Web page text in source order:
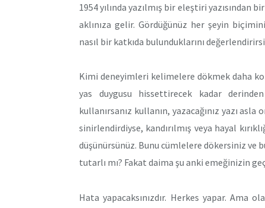
1954 yılında yazılmış bir eleştiri yazısından
aklınıza gelir. Gördüğünüz her şeyin
nasıl bir katkıda bulunduklarını
Kimi deneyimleri kelimelere dökmek daha
yas duygusu hissettirecek kadar
kullanırsanız kullanın, yazacağınız yazı
sinirlendirdiyse, kandırılmış veya hayal
düşünürsünüz. Bunu cümlelere dökersiniz ve
tutarlı mı? Fakat daima şu anki emeğinizin
Hata yapacaksınızdır. Herkes yapar. Ama